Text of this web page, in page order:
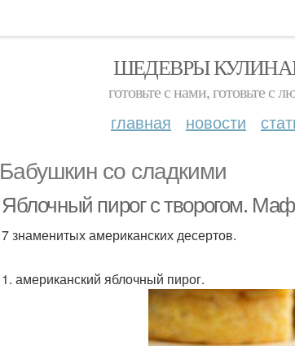
ШЕДЕВРЫ
готовьте с нами, готовьте с
главная новости
Бабушкин со сладкими
Яблочный пирог с творогом.
7 знаменитых американских десертов.
1. американский яблочный пирог.